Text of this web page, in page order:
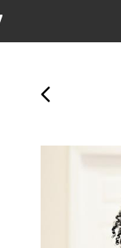
하나님의교회